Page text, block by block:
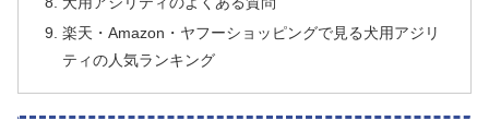
楽天・Amazon・ヤフーショッピングで見る犬用アジリ
ティの人気ランキング